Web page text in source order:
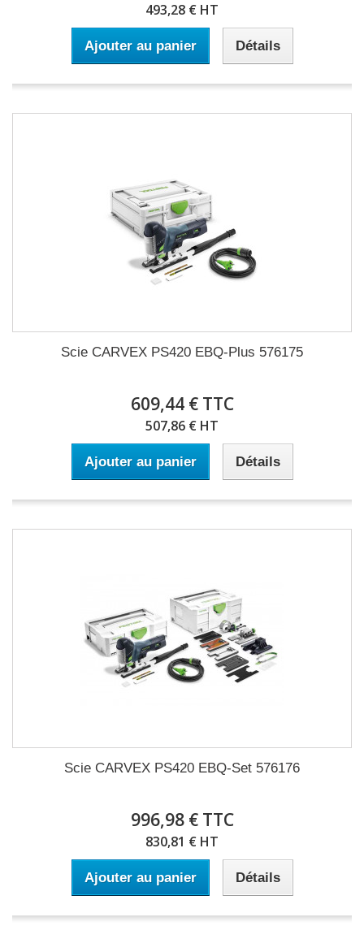
493,28 € HT
Ajouter au panier Détails
Scie CARVEX PS420 EBQ-Plus 576175
609,44 € TTC
507,86 € HT
Ajouter au panier Détails
Scie CARVEX PS420 EBQ-Set 576176
996,98 € TTC
830,81 € HT
Ajouter au panier Détails